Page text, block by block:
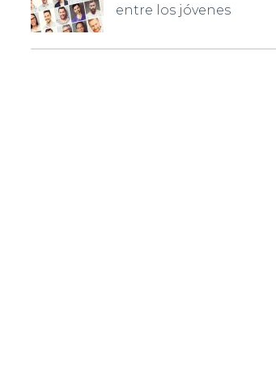
entre los jóvenes